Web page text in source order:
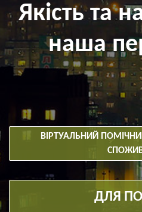
Якість та
наша
ВІРТУАЛЬНИЙ
ДЛЯ